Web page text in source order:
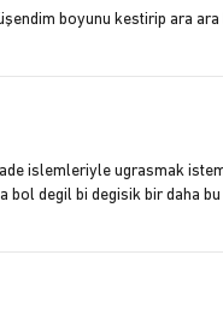
boyunu kestirip ara ara
islemleriyle ugrasmak
degil bi degisik bir daha